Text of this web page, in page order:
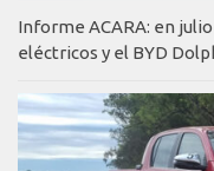
Informe ACARA: en
eléctricos y el BYD